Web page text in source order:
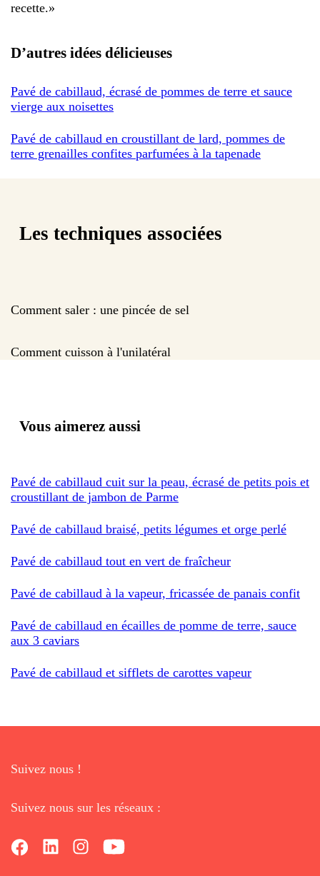
recette.»
D’autres idées délicieuses
Pavé de cabillaud, écrasé de pommes de terre et sauce
vierge aux noisettes
Pavé de cabillaud en croustillant de lard, pommes de
terre grenailles confites parfumées à la tapenade
Les techniques associées
Comment saler : une pincée de sel
Comment cuisson à l'unilatéral
Vous aimerez aussi
Pavé de cabillaud cuit sur la peau, écrasé de petits pois et
croustillant de jambon de Parme
Pavé de cabillaud braisé, petits légumes et orge perlé
Pavé de cabillaud tout en vert de fraîcheur
Pavé de cabillaud à la vapeur, fricassée de panais confit
Pavé de cabillaud en écailles de pomme de terre, sauce
aux 3 caviars
Pavé de cabillaud et sifflets de carottes vapeur
Suivez nous !
Suivez nous sur les réseaux :